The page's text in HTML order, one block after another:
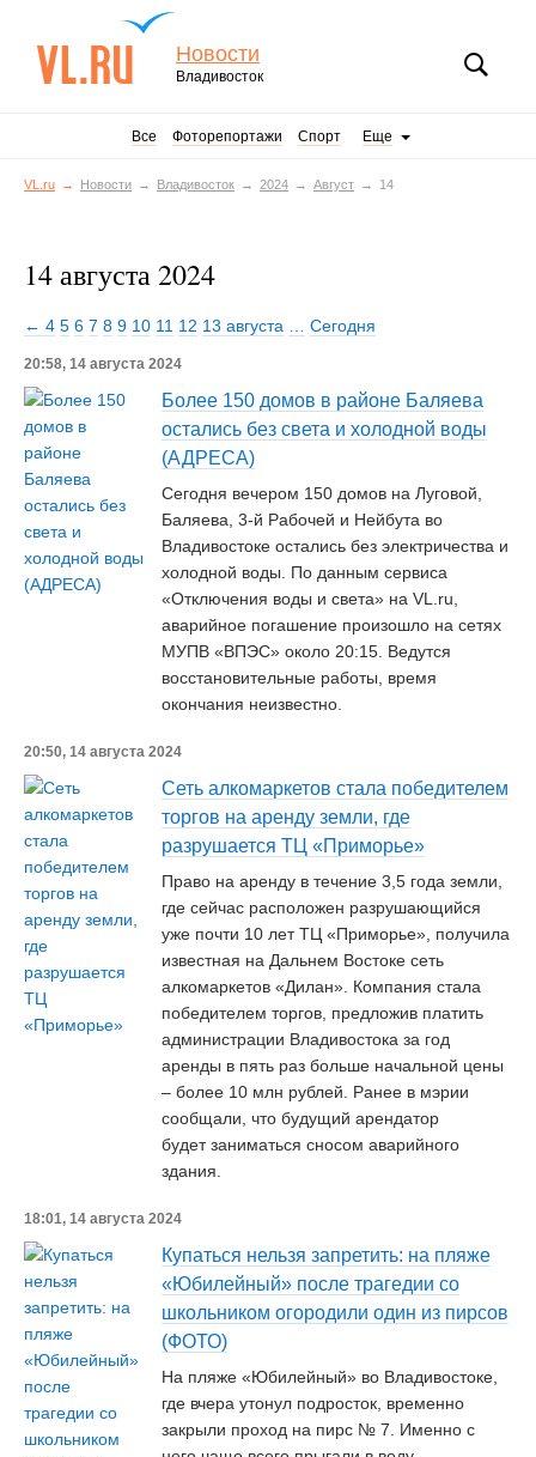
Новости
Владивосток
Все Фоторепортажи Спорт Еще
VL.ru Новости Владивосток 2024 Август 14
14 августа 2024
← 4 5 6 7 8 9 10 11 12 13 августа Сегодня
20:58, 14 августа 2024
Более 150 домов в районе Баляева
остались без света и холодной воды
(АДРЕСА)
Сегодня вечером 150 домов на Луговой,
Баляева, 3-й Рабочей и Нейбута во
Владивостоке остались без электричества и
холодной воды. По данным сервиса
«Отключения воды и света» на VL.ru,
аварийное погашение произошло на сетях
МУПВ «ВПЭС» около 20:15. Ведутся
восстановительные работы, время
окончания неизвестно.
20:50, 14 августа 2024
Сеть алкомаркетов стала победителем
торгов на аренду земли, где
разрушается ТЦ «Приморье»
Право на аренду в течение 3,5 года земли,
где сейчас расположен разрушающийся
уже почти 10 лет ТЦ «Приморье», получила
известная на Дальнем Востоке сеть
алкомаркетов «Дилан». Компания стала
победителем торгов, предложив платить
администрации Владивостока за год
аренды в пять раз больше начальной цены
– более 10 млн рублей. Ранее в мэрии
сообщали, что будущий арендатор
будет заниматься сносом аварийного
здания.
18:01, 14 августа 2024
Купаться нельзя запретить: на пляже
«Юбилейный» после трагедии со
школьником огородили один из пирсов
(ФОТО)
На пляже «Юбилейный» во Владивостоке,
где вчера утонул подросток, временно
закрыли проход на пирс № 7. Именно с